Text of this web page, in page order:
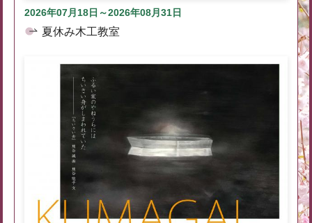
2026年07月18日～2026年08月31日
夏休み木工教室